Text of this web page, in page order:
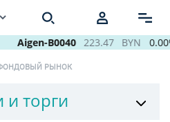
Aigen-B0040 223.47 BYN
РЫНОК
и торги